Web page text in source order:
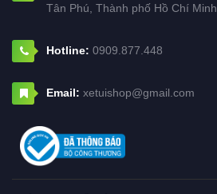
Tân Phú, Thành phố Hồ Chí Minh
Hotline: 0909.877.448
Email: xetuishop@gmail.com